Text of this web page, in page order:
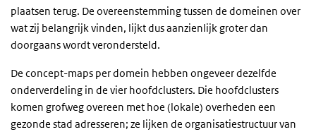
plaatsen terug. De overeenstemming tussen de domeinen over
wat zij belangrijk vinden, lijkt dus aanzienlijk groter dan
doorgaans wordt verondersteld.
De concept-maps per domein hebben ongeveer dezelfde
onderverdeling in de vier hoofdclusters. Die hoofdclusters
komen grofweg overeen met hoe (lokale) overheden een
gezonde stad adresseren; ze lijken de organisatiestructuur van